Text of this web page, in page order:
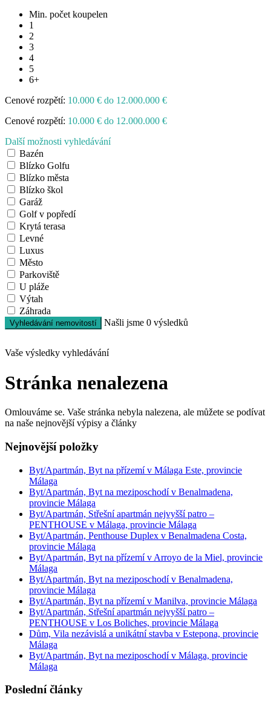
Min. počet koupelen
1
2
3
4
5
6+
Cenové rozpětí: 10.000 € do 12.000.000 €
Cenové rozpětí: 10.000 € do 12.000.000 €
Další možnosti vyhledávání
Bazén
Blízko Golfu
Blízko města
Blízko škol
Garáž
Golf v popředí
Krytá terasa
Levné
Luxus
Město
Parkoviště
U pláže
Výtah
Záhrada
Vyhledávání nemovitostí Našli jsme0 výsledků
Vaše výsledky vyhledávání
Stránka nenalezena
Omlouváme se. Vaše stránka nebyla nalezena, ale můžete se podívat
na naše nejnovější výpisy a články
Nejnovější položky
Byt/Apartmán, Byt na přízemí v Málaga Este, provincie
Málaga
Byt/Apartmán, Byt na meziposchodí v Benalmadena,
provincie Málaga
Byt/Apartmán, Střešní apartmán nejvyšší patro –
PENTHOUSE v Málaga, provincie Málaga
Byt/Apartmán, Penthouse Duplex v Benalmadena Costa,
provincie Málaga
Byt/Apartmán, Byt na přízemí v Arroyo de la Miel, provincie
Málaga
Byt/Apartmán, Byt na meziposchodí v Benalmadena,
provincie Málaga
Byt/Apartmán, Byt na přízemí v Manilva, provincie Málaga
Byt/Apartmán, Střešní apartmán nejvyšší patro –
PENTHOUSE v Los Boliches, provincie Málaga
Dům, Vila nezávislá a unikátní stavba v Estepona, provincie
Málaga
Byt/Apartmán, Byt na meziposchodí v Málaga, provincie
Málaga
Poslední články